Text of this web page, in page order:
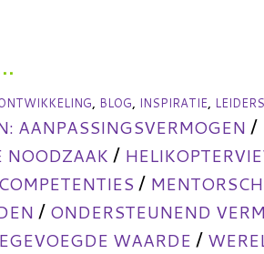
, BLOG, INSPIRATIE,
AANPASSINGSVERMOGEN /
NOODZAAK /
/
/ ONDERSTEUNEND
WAARDE /